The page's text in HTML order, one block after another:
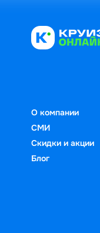
О компании
СМИ
Скидки и акции
Блог